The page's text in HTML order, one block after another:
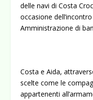
delle navi di Costa
occasione
Amministrazione di
Costa e Aida,
scelte come le
appartenenti